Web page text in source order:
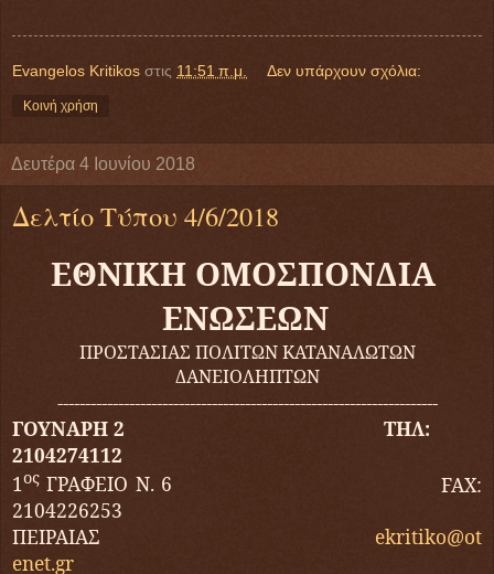
Evangelos Kritikos στις 11:51 π.μ. Δεν υπάρχουν σχόλια:
Κοινή χρήση
Δευτέρα 4 Ιουνίου 2018
Δελτίο Τύπου 4/6/2018
ΕΘΝΙΚΗ ΟΜΟΣΠΟΝΔΙΑ
ΕΝΩΣΕΩΝ
ΠΡΟΣΤΑΣΙΑΣ ΠΟΛΙΤΩΝ ΚΑΤΑΝΑΛΩΤΩΝ
ΔΑΝΕΙΟΛΗΠΤΩΝ
---------------------------------------------------------------------
ΓΟΥΝΑΡΗ 2 ΤΗΛ:
2104274112
1ος ΓΡΑΦΕΙΟ Ν. 6 FAX:
2104226253
ΠΕΙΡΑΙΑΣ ekritiko@ot
enet.gr